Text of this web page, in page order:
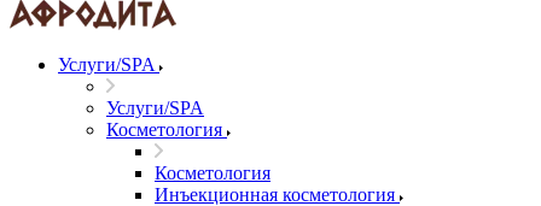
Услуги/SPA
Услуги/SPA
Косметология
Косметология
Инъекционная косметология